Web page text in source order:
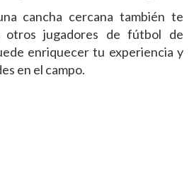
cancha cercana también te
otros jugadores de fútbol de
enriquecer tu experiencia y
en el campo.